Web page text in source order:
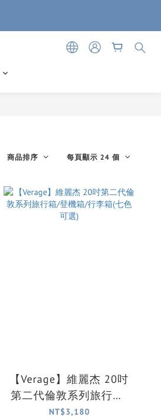
商品排序 每頁顯示 24 個
【Verage】維麗杰 20吋
第二代倫敦系列旅行箱/
登機箱/行李箱(七色可
NT$3,180